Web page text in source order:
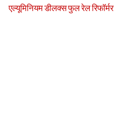
एल्यूमिनियम डीलक्स फुल रेल रिफॉर्मर